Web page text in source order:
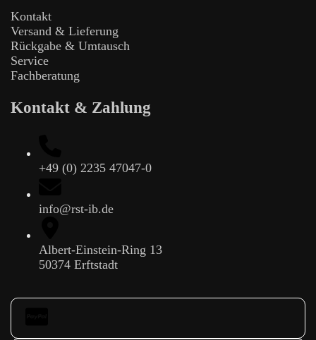
Kontakt
Versand & Lieferung
Rückgabe & Umtausch
Service
Fachberatung
Kontakt & Zahlung
+49 (0) 2235 47047-0
info@rst-ib.de
Albert-Einstein-Ring 13
50374 Erftstadt